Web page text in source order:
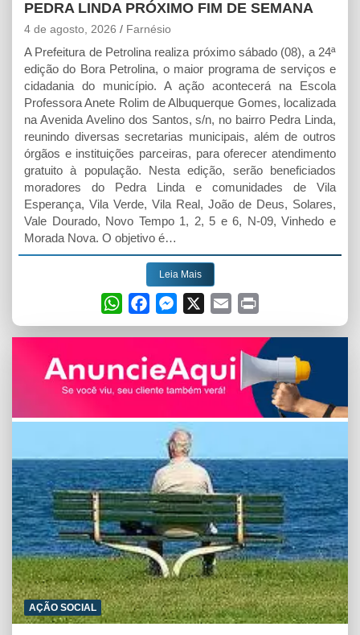
PEDRA LINDA PRÓXIMO FIM DE SEMANA
4 de agosto, 2026 Farnésio
A Prefeitura de Petrolina realiza próximo sábado (08), a 24ª
edição do Bora Petrolina, o maior programa de serviços e
cidadania do município. A ação acontecerá na Escola
Professora Anete Rolim de Albuquerque Gomes, localizada
na Avenida Avelino dos Santos, s/n, no bairro Pedra Linda,
reunindo diversas secretarias municipais, além de outros
órgãos e instituições parceiras, para oferecer atendimento
gratuito à população. Nesta edição, serão beneficiados
moradores do Pedra Linda e comunidades de Vila
Esperança, Vila Verde, Vila Real, João de Deus, Solares,
Vale Dourado, Novo Tempo 1, 2, 5 e 6, N-09, Vinhedo e
Morada Nova. O objetivo é…
W
h
t
s
a
e
b
e
s
e
g
e
m
i
r
i
n
t
Leia Mais
AÇÃO SOCIAL